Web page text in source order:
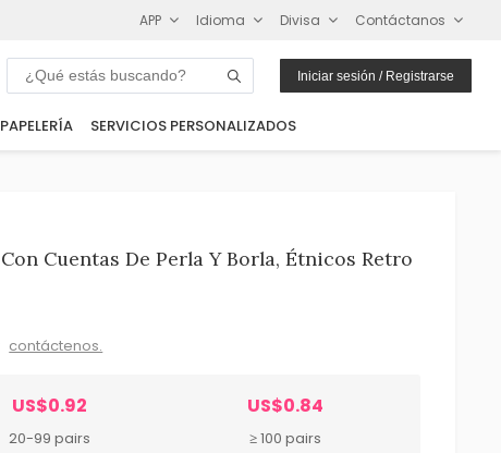
APP Idioma Divisa Contáctanos
Iniciar sesión / Registrarse
PAPELERÍA SERVICIOS PERSONALIZADOS
Cuentas De Perla Y Borla, Étnicos Retro
contáctenos.
US$0.92
20-99 pairs
US$0.84
≥ 100 pairs